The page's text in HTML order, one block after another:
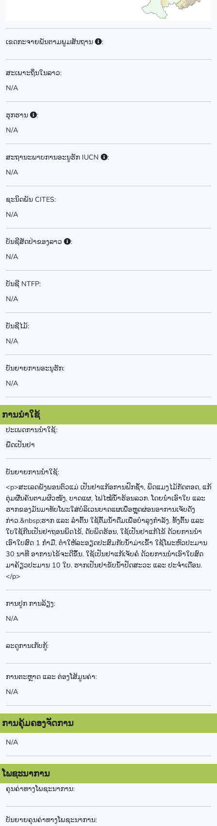
ເຂດກະຈາຍພັນຕາມພູມສັນຖານ :
ສະເພາະຖິ່ນໃນລາວ:
N/A
ຮຸກຮານ
:
N/A
ສະຖານະພາບການອະນູຮັກ IUCN
:
N/A
ຊະນິດພັນ CITES:
N/A
ບັນຊີສັດປ່າຂອງລາວ
:
N/A
ບັນຊີ NTFP:
N/A
ບັນຊີໄມ້:
N/A
ບັນຍາຍການອະນຸຮັກ:
N/A
ການນຳໃຊ້
ປະເພດການນຳໃຊ້:
ພືດເປັນຢາ
ບັນຍາຍການນຳໃຊ້:
<p>ສະເລດພັງພອນຕົວແມ່ ເປັນຢາແກ້ອການຟົກຊໍ້າ, ພິດແມງໄມ້ກັດຕອດ, ແກ້
ຕຸ່ມຜືນຄັນຕາມຜິວໜັງ, ບາດແຜ, ໄຟໄໝ້ນ້ຳຮ້ອນລວກ. ໂດຍນຳເອົາໃບ ແລະ
ຮາກຂອງມັນມາທັບໂພະໃສ່ບໍລິເວນບາດແຜເພື່ອຫຼຸດຜ່ອນອາການເຈັບດັ່ງ
ກ່າວ.&nbsp;ຮາກ ແລະ ລຳຕົ້ນ ໃຊ້ຕົ້ມນ້ຳດື່ມເພື່ອບຳລຸງກຳລັງ. ທັ້ງຕົ້ນ ແລະ
ໃບໃຊ້ກີນເປັນຢາຖອນພິດໄຂ້, ດັບພິດຮ້ອນ, ໃຊ້ເປັນຢາແກ້ໄຂ້ ດ້ວຍການນຳ
ເອົາໃບສົດ 1 ກຳມື, ຕໍາໃຫ້ລະອຽດປະສົມກັບນ້ຳມ່າເຂົ້າ ໃຊ້ໂພະຫົວປະມານ
30 ນາທີ ອາການໄຂ້ຈະດີຂຶ້ນ. ໃຊ້ເປັນຢາແກ້ເຈັບຄໍ ດ້ວຍການນຳເອົາໃບສົດ
ມາຄ້ຽວປະມານ 10 ໃບ. ຮາກເປັນຢາຂັບນ້ຳປັດສະວະ ແລະ ປະຈຳເດືອນ.
</p>
ການປູກ ການລ້ຽງ:
N/A
ລະດູການເກັບກູ້:
ການຕະຫຼາດ ແລະ ຕ່ອງໂສ້ມູນຄ່າ:
N/A
ການຄຸ້ມຄອງຈັດການ
N/A
ໂພຊະນາການ
ຄຸນຄ່າທາງໂພຊະນາການ:
ບັນຍາຍຄຸນຄ່າທາງໂພຊະນາການ: